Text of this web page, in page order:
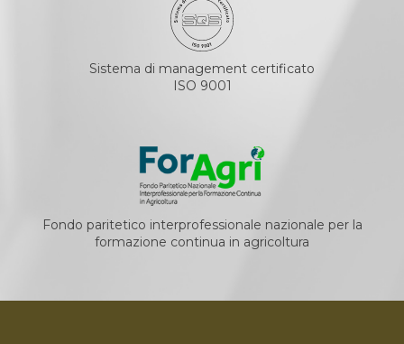
Sistema di management certificato
ISO 9001
Fondo paritetico interprofessionale nazionale per la
formazione continua in agricoltura